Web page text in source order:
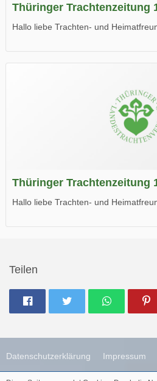
Thüringer Trachtenzeitung
Hallo liebe Trachten- und
Wir wünschen Euch viel Spaß beim
Thüringer Trachtenzeitung
Hallo liebe Trachten- und
Teilen
Datenschutzerklärung Impressum